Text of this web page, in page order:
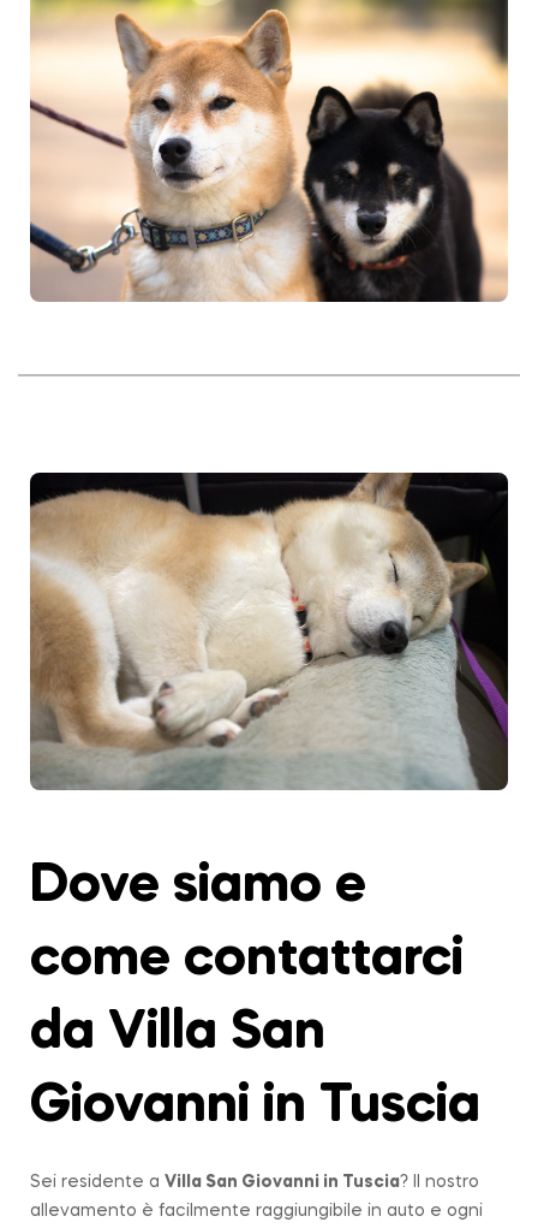
Dove siamo e
come contattarci
da Villa San
Giovanni in Tuscia
Sei residente a Villa San Giovanni in Tuscia? Il nostro
allevamento è facilmente raggiungibile in auto e ogni